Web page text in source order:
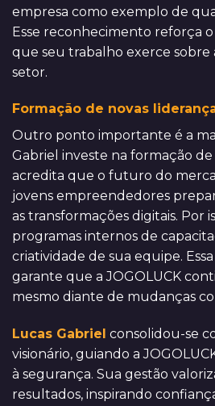
empresa como exemplo de
Esse reconhecimento reforça
que seu trabalho exerce sobre
setor.
Formação de novas
Outro ponto importante é a
Gabriel investe na formação de
acredita que o futuro do
jovens empreendedores
as transformações digitais. Por
programas internos de
criatividade de sua equipe.
garante que a JOGOLUCK
mesmo diante de mudanças
Lucas Gabriel consolidou-se
visionário, guiando a
à segurança. Sua gestão
resultados, inspirando